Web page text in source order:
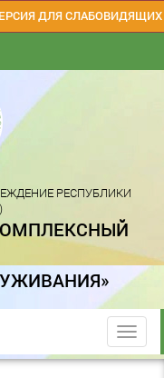
ДЛЯ СЛАБОВИДЯЩИХ
РЕСПУБЛИКИ
trk